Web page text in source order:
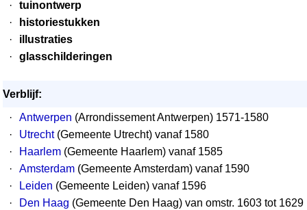
·
tuinontwerp
·
historiestukken
·
illustraties
·
glasschilderingen
Verblijf:
·
Antwerpen (Arrondissement Antwerpen) 1571-1580
·
Utrecht(Gemeente Utrecht) vanaf 1580
·
Haarlem (Gemeente Haarlem) vanaf 1585
·
Amsterdam (Gemeente Amsterdam) vanaf 1590
·
Leiden (Gemeente Leiden) vanaf 1596
·
Den Haag (Gemeente Den Haag) van omstr. 1603 tot 1629